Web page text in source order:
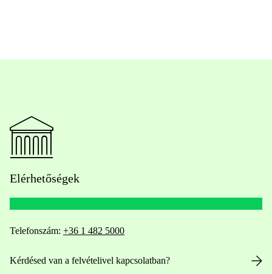
Elérhetőségek
Telefonszám: +36 1 482 5000
Kérdésed van a felvételivel kapcsolatban?